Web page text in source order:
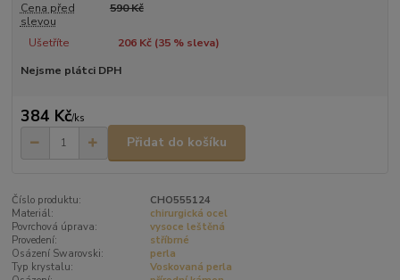
Cena před
slevou
590 Kč
Ušetříte 206 Kč (35% sleva)
Nejsme plátci DPH
384 Kč/ks
Přidat do košíku
Číslo produktu:
CHO555124
Materiál:
chirurgická ocel
Povrchová úprava:
vysoce leštěná
Provedení:
stříbrné
Osázení Swarovski:
perla
Typ krystalu:
Voskovaná perla